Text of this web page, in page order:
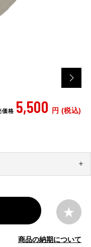
価格 5,500 円 (税込)
商品の納期について